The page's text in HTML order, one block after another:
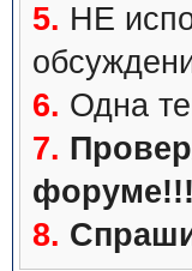
5. НЕ
6. Одна
7.
форуме!!!
8.